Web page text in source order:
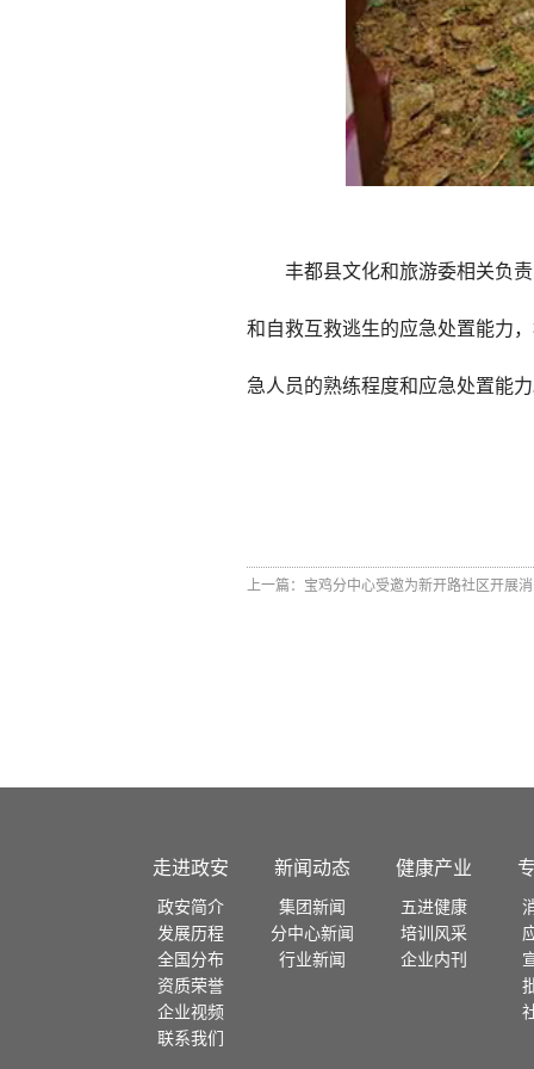
丰都县文化和旅游委相关负责
和自救互救逃生的应急处置能力
急人员的熟练程度和应急处置能
上一篇： 宝鸡分中心受邀为新开路社区开展
走进政安
政安简介
发展历程
全国分布
资质荣誉
企业视频
联系我们
新闻动态
集团新闻
分中心新闻
行业新闻
健康产业
五进健康
培训风采
企业内刊